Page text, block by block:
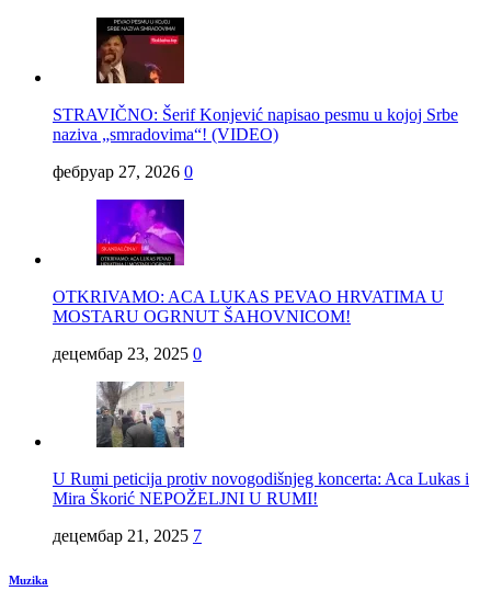
STRAVIČNO: Šerif Konjević napisao pesmu u kojoj Srbe
naziva „smradovima“! (VIDEO)
фебруар 27, 2026 0
OTKRIVAMO: ACA LUKAS PEVAO HRVATIMA U
MOSTARU OGRNUT ŠAHOVNICOM!
децембар 23, 2025 0
U Rumi peticija protiv novogodišnjeg koncerta: Aca Lukas i
Mira Škorić NEPOŽELJNI U RUMI!
децембар 21, 2025 7
Muzika